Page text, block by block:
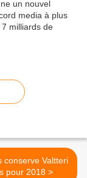
conserve Valtteri
Bottas pour 2018 >